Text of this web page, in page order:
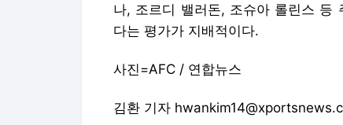
나, 조르디 밸러돈, 조슈아 롤린스 등
다는 평가가 지배적이다.
사진=AFC / 연합뉴스
김환 기자